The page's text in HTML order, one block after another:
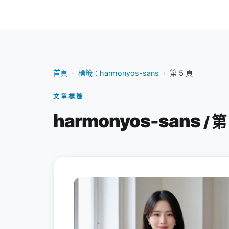
首頁 › 標籤：harmonyos-sans › 第 5 頁
文章標籤
harmonyos-sans /